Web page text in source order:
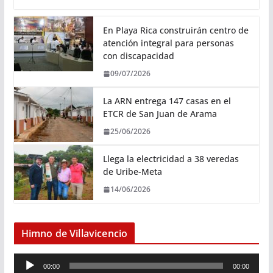
En Playa Rica construirán centro de
atención integral para personas
con discapacidad
09/07/2026
La ARN entrega 147 casas en el
ETCR de San Juan de Arama
25/06/2026
Llega la electricidad a 38 veredas
de Uribe-Meta
14/06/2026
Himno de Villavicencio
00:00 00:00